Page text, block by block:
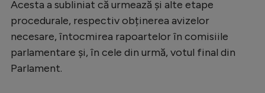
Rugby
Ciclism
Acesta a subliniat că urmează și alte etape
procedurale, respectiv obținerea avizelor
necesare, întocmirea rapoartelor în comisiile
parlamentare și, în cele din urmă, votul final din
Parlament.